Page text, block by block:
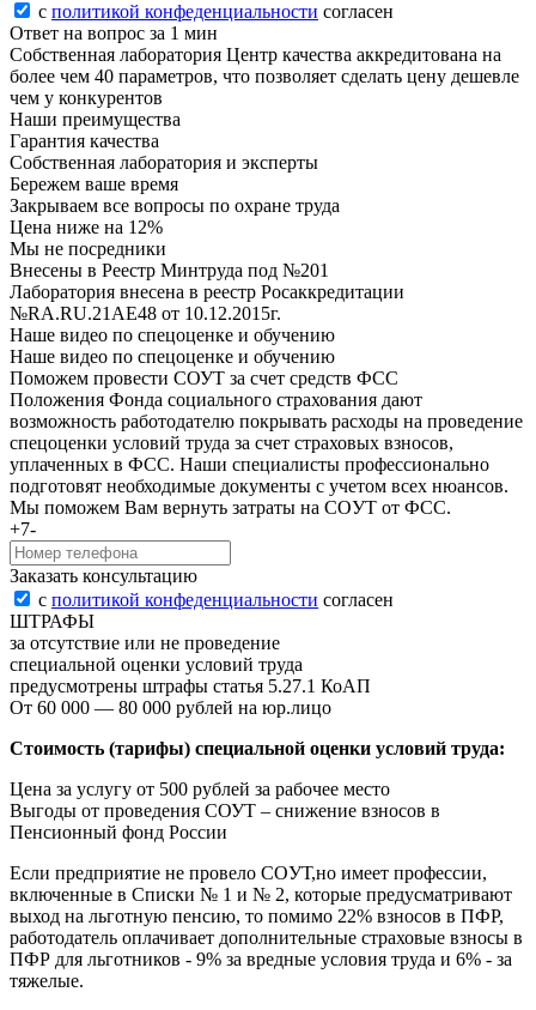
с политикой конфеденциальности согласен
Ответ на вопрос за 1 мин
Собственная лаборатория Центр качества аккредитована на
более чем 40 параметров, что позволяет сделать цену дешевле
чем у конкурентов
Наши преимущества
Гарантия качества
Собственная лаборатория и эксперты
Бережем ваше время
Закрываем все вопросы по охране труда
Цена ниже на 12%
Мы не посредники
Внесены в Реестр Минтруда под №201
Лаборатория внесена в реестр Росаккредитации
№RA.RU.21AE48 от 10.12.2015г.
Наше видео по спецоценке и обучению
Наше видео по спецоценке и обучению
Поможем провести СОУТ за счет средств ФСС
Положения Фонда социального страхования дают
возможность работодателю покрывать расходы на проведение
спецоценки условий труда за счет страховых взносов,
уплаченных в ФСС. Наши специалисты профессионально
подготовят необходимые документы с учетом всех нюансов.
Мы поможем Вам вернуть затраты на COУТ от ФСС.
+7-
Заказать консультацию
с политикой конфеденциальности согласен
ШТРАФЫ
за отсутствие или не проведение
специальной оценки условий труда
предусмотрены штрафы статья 5.27.1 КоАП
От 60 000 — 80 000 рублей на юр.лицо
Стоимость (тарифы) специальной оценки условий труда:
Цена за услугу от 500 рублей за рабочее место
Выгоды от проведения СОУТ – снижение взносов в
Пенсионный фонд России
Если предприятие не провело COУТ,но имеет профессии,
включенные в Списки № 1 и № 2, которые предусматривают
выход на льготную пенсию, то помимо 22% взносов в ПФР,
работодатель оплачивает дополнительные страховые взносы в
ПФР для льготников - 9% за вредные условия труда и 6% - за
тяжелые.